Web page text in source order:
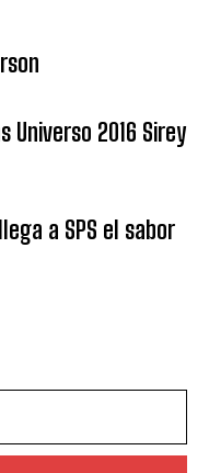
Universo 2016 Sirey
a SPS el sabor